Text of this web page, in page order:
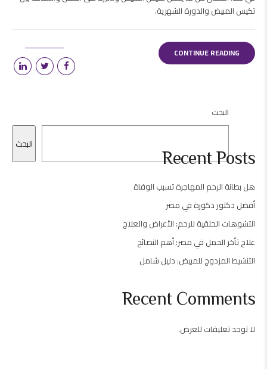
تكيس المبيض والدورة الشهرية.
CONTINUE READING
البحث
البحث
Recent Posts
هل بطانة الرحم المهاجرة تسبب الوفاة
أفضل دكتور ذكورة في مصر
التشوهات الخلقية للرحم: الأعراض والعلاج
علاج تأخر الحمل في مصر: أهم النصائح
التنشيط المزدوج للمبيض: دليل شامل
Recent Comments
لا توجد تعليقات للعرض.